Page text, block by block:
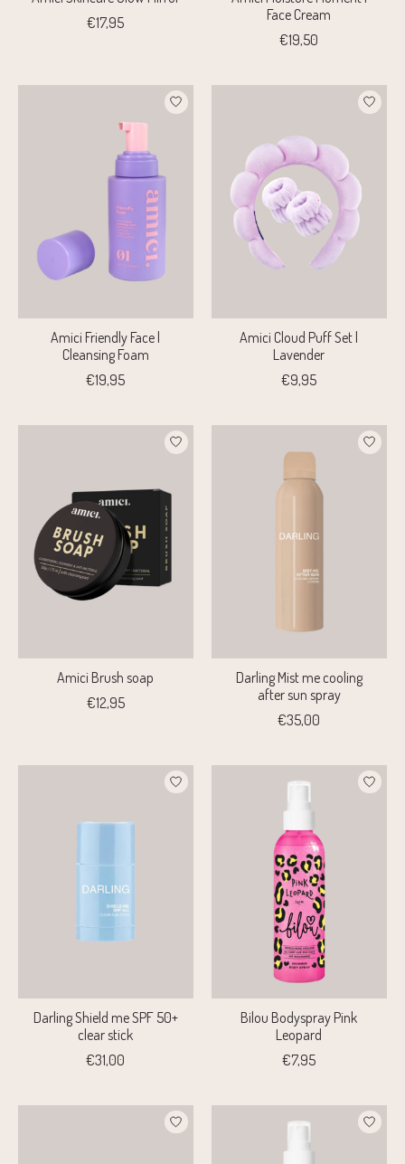
€17,95
Face Cream
€19,50
Amici Friendly Face |
Cleansing Foam
€19,95
Amici Cloud Puff Set |
Lavender
€9,95
Amici Brush soap
€12,95
Darling Mist me cooling
after sun spray
€35,00
Darling Shield me SPF 50+
clear stick
€31,00
Bilou Bodyspray Pink
Leopard
€7,95